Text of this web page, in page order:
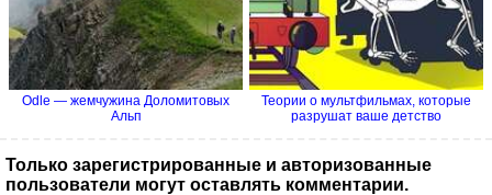
Odle — жемчужина Доломитовых
Альп
Теории о мультфильмах, которые
разрушат ваше детство
Только зарегистрированные и авторизованные
пользователи могут оставлять комментарии.